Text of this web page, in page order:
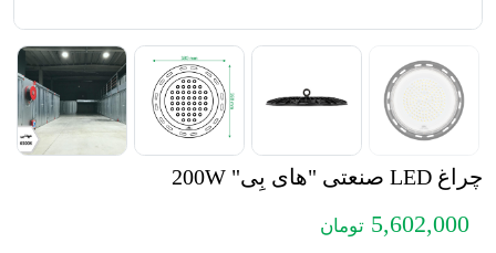
چراغ LED صنعتی "های بِی" 200W
5,602,000 تومان